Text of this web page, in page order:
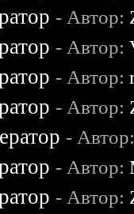
- Автор:
- Автор:
- Автор:
- Автор:
-
- Автор:
- Автор: